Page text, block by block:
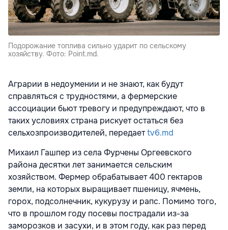
Подорожание топлива сильно ударит по сельскому
хозяйству. Фото: Point.md.
Аграрии в недоумении и не знают, как будут
справляться с трудностями, а фермерские
ассоциации бьют тревогу и предупреждают, что в
таких условиях страна рискует остаться без
сельхозпроизводителей, передаетtv6.md
Михаил Гашпер из села Фурчены Оргеевского
района десятки лет занимается сельским
хозяйством. Фермер обрабатывает 400 гектаров
земли, на которых выращивает пшеницу, ячмень,
горох, подсолнечник, кукурузу и рапс. Помимо того,
что в прошлом году посевы пострадали из-за
заморозков и засухи, и в этом году, как раз перед